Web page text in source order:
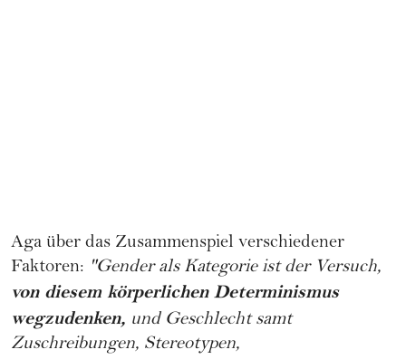
Aga über das Zusammenspiel verschiedener
Faktoren: "Gender als Kategorie ist der Versuch,
von diesem körperlichen Determinismus
wegzudenken, und Geschlecht samt
Zuschreibungen, Stereotypen,